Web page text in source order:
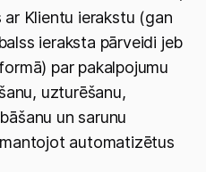
Klientu ierakstu (gan
ieraksta pārveidi jeb
par pakalpojumu
uzturēšanu,
un sarunu
automatizētus